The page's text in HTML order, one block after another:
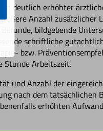
deutlich erhöhter
Anzahl zusätzlicher
bildgebende
schriftliche
bzw.
Stunde Arbeitszeit.
und Anzahl der
nach dem tatsächlichen
erhöhten